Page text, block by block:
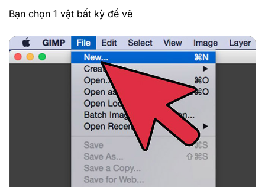
Bạn chọn 1 vật bất kỳ để vẽ